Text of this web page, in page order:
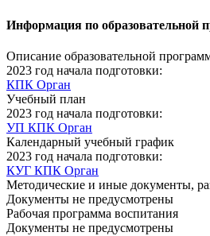
Информация по образовательной
Описание образовательной
2023 год начала подготовки:
КПК Орган
Учебный план
2023 год начала подготовки:
УП КПК Орган
Календарный учебный график
2023 год начала подготовки:
КУГ КПК Орган
Методические и иные документы,
Документы не предусмотрены
Рабочая программа воспитания
Документы не предусмотрены